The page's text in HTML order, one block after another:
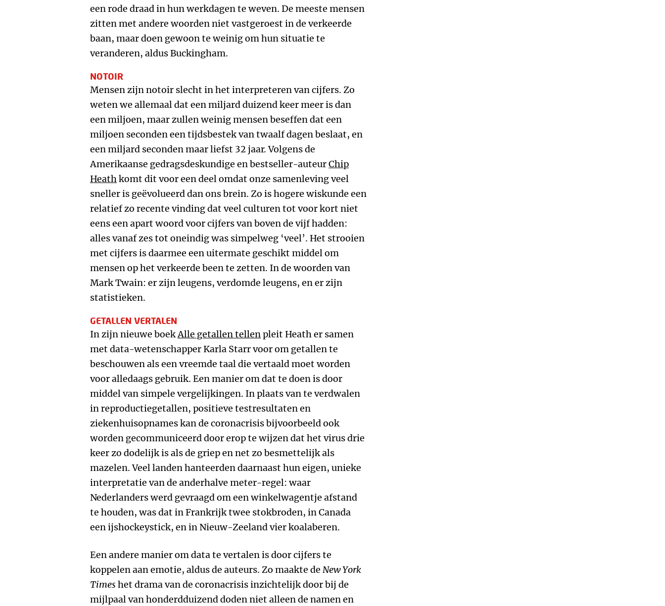
een rode draad in hun werkdagen te weven. De meeste mensen
zitten met andere woorden niet vastgeroest in de verkeerde
baan, maar doen gewoon te weinig om hun situatie te
veranderen, aldus Buckingham.
NOTOIR
Mensen zijn notoir slecht in het interpreteren van cijfers. Zo
weten we allemaal dat een miljard duizend keer meer is dan
een miljoen, maar zullen weinig mensen beseffen dat een
miljoen seconden een tijdsbestek van twaalf dagen beslaat, en
een miljard seconden maar liefst 32 jaar. Volgens de
Amerikaanse gedragsdeskundige en bestseller-auteurChip
Heathkomt dit voor een deel omdat onze samenleving veel
sneller is geëvolueerd dan ons brein. Zo is hogere wiskunde een
relatief zo recente vinding dat veel culturen tot voor kort niet
eens een apart woord voor cijfers van boven de vijf hadden:
alles vanaf zes tot oneindig was simpelweg ‘veel’. Het strooien
met cijfers is daarmee een uitermate geschikt middel om
mensen op het verkeerde been te zetten. In de woorden van
Mark Twain: er zijn leugens, verdomde leugens, en er zijn
statistieken.
GETALLEN VERTALEN
In zijn nieuwe boekAlle getallen tellenpleit Heath er samen
met data-wetenschapper Karla Starr voor om getallen te
beschouwen als een vreemde taal die vertaald moet worden
voor alledaags gebruik. Een manier om dat te doen is door
middel van simpele vergelijkingen. In plaats van te verdwalen
in reproductiegetallen, positieve testresultaten en
ziekenhuisopnames kan de coronacrisis bijvoorbeeld ook
worden gecommuniceerd door erop te wijzen dat het virus drie
keer zo dodelijk is als de griep en net zo besmettelijk als
mazelen. Veel landen hanteerden daarnaast hun eigen, unieke
interpretatie van de anderhalve meter-regel: waar
Nederlanders werd gevraagd om een winkelwagentje afstand
te houden, was dat in Frankrijk twee stokbroden, in Canada
een ijshockeystick, en in Nieuw-Zeeland vier koalaberen.
Een andere manier om data te vertalen is door cijfers te
koppelen aan emotie, aldus de auteurs. Zo maakte de New York
Times het drama van de coronacrisis inzichtelijk door bij de
mijlpaal van honderdduizend doden niet alleen de namen en